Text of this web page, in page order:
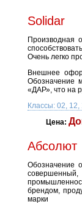
Solidar
Производная
Очень легко
Внешнее
Обозначение
«ДАР», что на
Классы: 02, 12,
Цена:
Абсолют
Обозначение
брендом,
марки